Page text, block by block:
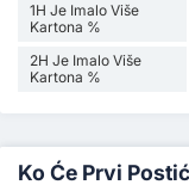
1H Je Imalo Više
Kartona %
2H Je Imalo Više
Kartona %
Ko Će Prvi